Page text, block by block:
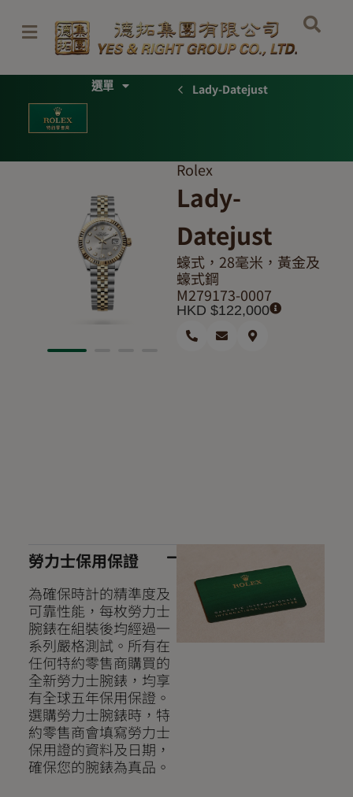
content
Menu Lady-Datejust
Rolex
Lady-
Datejust
蠔式，28毫米，黃金及
蠔式鋼
M279173-0007
HKD $122,000
勞力士保用保證
為確保時計的精準度及
可靠性能，每枚勞力士
腕錶在組裝後均經過一
系列嚴格測試。所有在
任何特約零售商購買的
全新勞力士腕錶，均享
有全球五年保用保證。
選購勞力士腕錶時，特
約零售商會填寫勞力士
保用證的資料及日期，
確保您的腕錶為真品。